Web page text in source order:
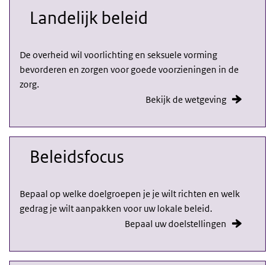
Landelijk beleid
De overheid wil voorlichting en seksuele vorming
bevorderen en zorgen voor goede voorzieningen in de
zorg.
Bekijk de wetgeving
Beleidsfocus
Bepaal op welke doelgroepen je je wilt richten en welk
gedrag je wilt aanpakken voor uw lokale beleid.
Bepaal uw doelstellingen